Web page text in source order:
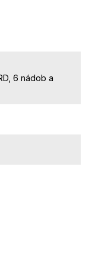
6 nádob a